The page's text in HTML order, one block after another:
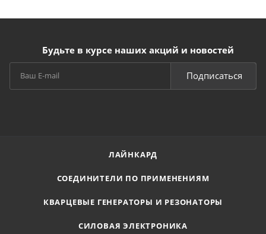
Будьте в курсе наших акций и новостей
Подписаться
ЛАЙНКАРД
СОЕДИНИТЕЛИ ПО ПРИМЕНЕНИЯМ
КВАРЦЕВЫЕ ГЕНЕРАТОРЫ И РЕЗОНАТОРЫ
СИЛОВАЯ ЭЛЕКТРОНИКА